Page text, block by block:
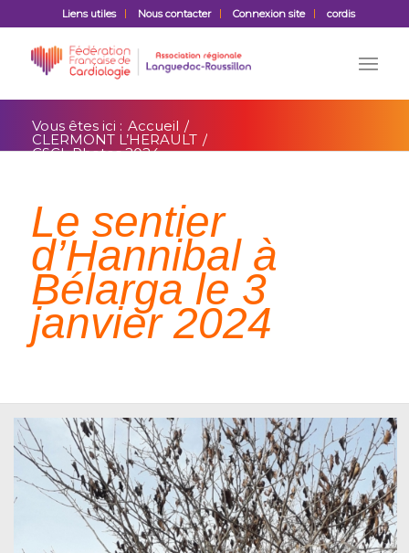
Liens utiles Nous contacter Connexion site cordis
Vous êtes ici : Accueil /
CLERMONT L’HERAULT /
CSCL Photos 2024
Le sentier
d’Hannibal à
Bélarga le 3
janvier 2024